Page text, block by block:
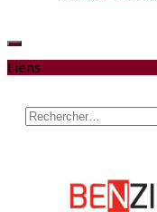
Liens
Rechercher :